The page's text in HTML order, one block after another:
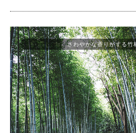
さわやかな香りがする竹